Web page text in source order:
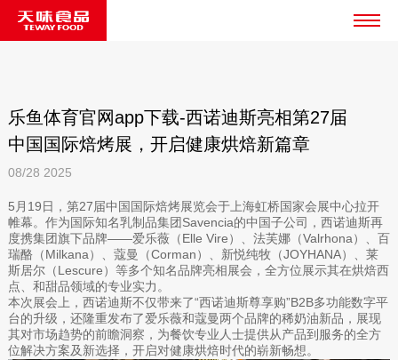
乐鱼体育官网app下载-西诺迪斯亮相第27届
中国国际焙烤展，开启健康烘焙新篇章
08/28 2025
5月19日，第27届中国国际焙烤展览会于上海虹桥国家会展中心拉开
帷幕。作为国际知名乳制品集团Savencia的中国子公司，西诺迪斯再
度携集团旗下品牌——爱乐薇（Elle Vire）、法芙娜（Valrhona）、百
瑞酪（Milkana）、蔻曼（Corman）、新悦纯牧（JOYHANA）、莱
斯居尔（Lescure）等多个知名品牌亮相展会，全方位展示其在烘焙西
点、和甜品领域的专业实力。
本次展会上，西诺迪斯不仅带来了“西诺迪斯尊享购”B2B多功能数字平
台的升级，还隆重发布了爱乐薇和蔻曼两个品牌的稀奶油新品，展现
其对市场趋势的前瞻洞察，为餐饮专业人士提供从产品到服务的全方
位解决方案及新选择，开启对健康烘焙时代的崭新畅想。